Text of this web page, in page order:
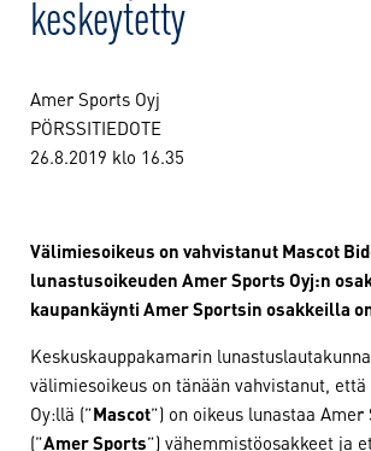
Amer Sports Oyj
PÖRSSITIEDOTE
26.8.2019 klo 16.35
Välimiesoikeus on vahvistanut Mascot
lunastusoikeuden Amer Sports Oyj:n
kaupankäynti Amer Sportsin osakkeilla
Keskuskauppakamarin
välimiesoikeus on tänään vahvistanut,
Oy:llä (”Mascot”) on oikeus lunastaa
(”Amer Sports”) vähemmistöosakkeet ja